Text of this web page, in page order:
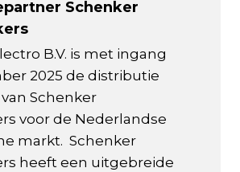
Schenker
B.V. is met ingang
2025 de distributie
Schenker
voor de Nederlandse
markt. Schenker
heeft een uitgebreide